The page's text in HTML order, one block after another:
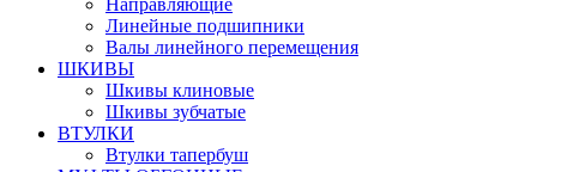
Направляющие
Линейные подшипники
Валы линейного перемещения
ШКИВЫ
Шкивы клиновые
Шкивы зубчатые
ВТУЛКИ
Втулки тапербуш